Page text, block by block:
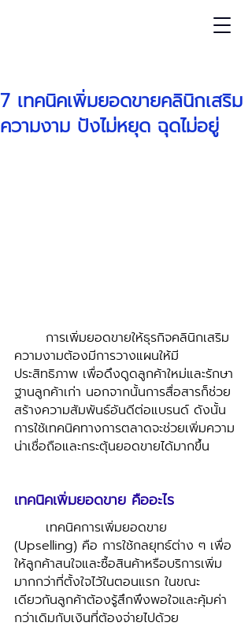
7 เทคนิคเพิ่มยอดขายคลินิกเสริม
ความงาม ปังไม่หยุด ฉุดไม่อยู่
ความงามต้องมีการวางแผนให้มี
ประสิทธิภาพ เพื่อดึงดูดลูกค้าใหม่และรักษา
ฐานลูกค้าเก่า นอกจากนั้นการสื่อสารก็ช่วย
สร้างความสัมพันธ์อันดีต่อแบรนด์ ดังนั้น
การใช้เทคนิคทางการตลาดจะช่วยเพิ่มความ
น่าเชื่อถือและกระตุ้นยอดขายได้มากขึ้น
เทคนิคเพิ่มยอดขาย คืออะไร
(Upselling) คือ การใช้กลยุทธ์ต่าง ๆ เพื่อ
ให้ลูกค้าสนใจและซื้อสินค้าหรือบริการเพิ่ม
มากกว่าที่ตั้งใจไว้ในตอนแรก ในขณะ
เดียวกันลูกค้าต้องรู้สึกพึงพอใจและคุ้มค่า
กว่าเดิมกับเงินที่ต้องจ่ายไปด้วย